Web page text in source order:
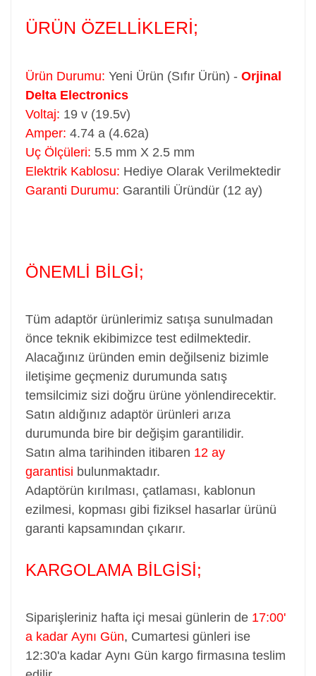
ÜRÜN ÖZELLİKLERİ;
Ürün Durumu: Yeni Ürün (Sıfır Ürün) - Orjinal
Delta Electronics
Voltaj: 19 v (19.5v)
Amper: 4.74 a (4.62a)
Uç Ölçüleri: 5.5 mm X 2.5 mm
Elektrik Kablosu: Hediye Olarak Verilmektedir
Garanti Durumu: Garantili Üründür (12 ay)
ÖNEMLİ BİLGİ;
Tüm adaptör ürünlerimiz satışa sunulmadan
önce teknik ekibimizce test edilmektedir.
Alacağınız üründen emin değilseniz bizimle
iletişime geçmeniz durumunda satış
temsilcimiz sizi doğru ürüne yönlendirecektir.
Satın aldığınız adaptör ürünleri arıza
durumunda bire bir değişim garantilidir.
Satın alma tarihinden itibaren 12 ay
garantisi bulunmaktadır.
Adaptörün kırılması, çatlaması, kablonun
ezilmesi, kopması gibi fiziksel hasarlar ürünü
garanti kapsamından çıkarır.
KARGOLAMA BİLGİSİ;
Siparişleriniz hafta içi mesai günlerin de 17:00'
a kadar Aynı Gün, Cumartesi günleri ise
12:30'a kadar Aynı Gün kargo firmasına teslim